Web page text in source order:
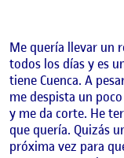
Me quería llevar un
todos los días y es
tiene Cuenca. A
me despista un
y me da corte. He
que quería. Quizás
próxima vez para